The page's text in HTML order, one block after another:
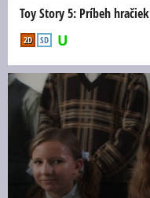
Toy Story 5: Príbeh hračiek
2D SD